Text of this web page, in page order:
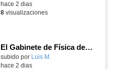
hace 2 dias
8visualizaciones
El Gabinete de Física del IES Enrique Tierno Galván de Parla (Curso 25-26)
Contenido educativo.
subido por Luis M.
hace 2 dias